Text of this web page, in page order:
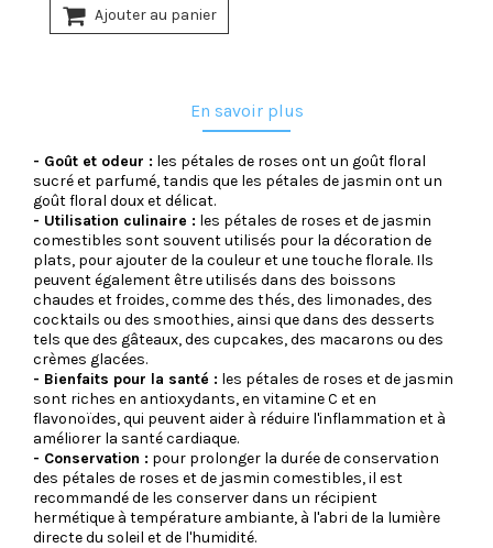
Ajouter au panier
En savoir plus
- Goût et odeur : les pétales de roses ont un goût floral
sucré et parfumé, tandis que les pétales de jasmin ont un
goût floral doux et délicat.
- Utilisation culinaire : les pétales de roses et de jasmin
comestibles sont souvent utilisés pour la décoration de
plats, pour ajouter de la couleur et une touche florale. Ils
peuvent également être utilisés dans des boissons
chaudes et froides, comme des thés, des limonades, des
cocktails ou des smoothies, ainsi que dans des desserts
tels que des gâteaux, des cupcakes, des macarons ou des
crèmes glacées.
- Bienfaits pour la santé : les pétales de roses et de jasmin
sont riches en antioxydants, en vitamine C et en
flavonoïdes, qui peuvent aider à réduire l'inflammation et à
améliorer la santé cardiaque.
- Conservation : pour prolonger la durée de conservation
des pétales de roses et de jasmin comestibles, il est
recommandé de les conserver dans un récipient
hermétique à température ambiante, à l'abri de la lumière
directe du soleil et de l'humidité.